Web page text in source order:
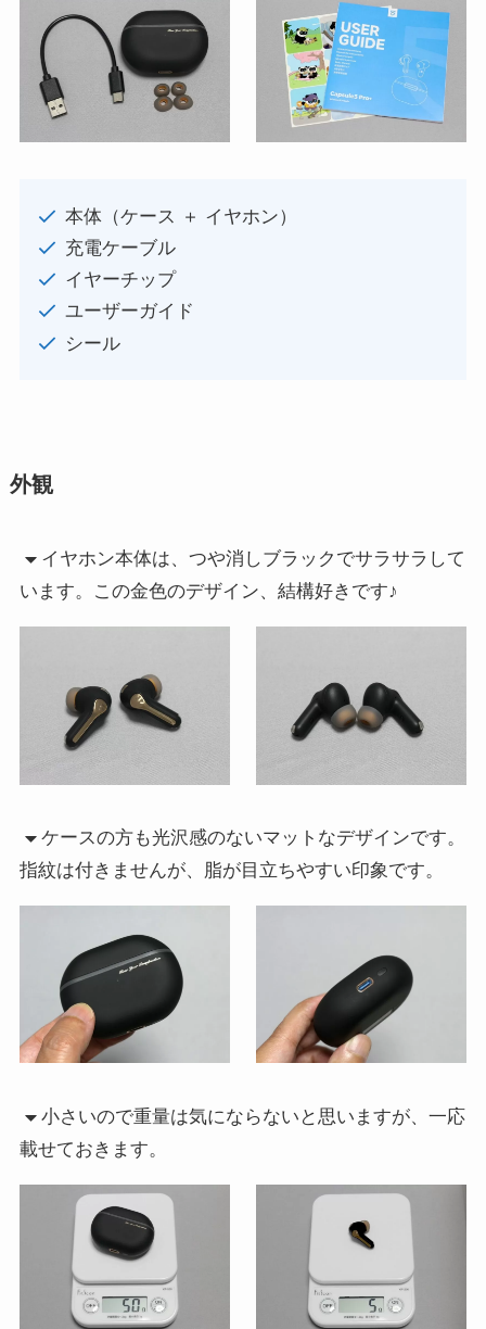
本体（ケース ＋ イヤホン）
充電ケーブル
イヤーチップ
ユーザーガイド
シール
外観
イヤホン本体は、つや消しブラックでサラサラして
います。この金色のデザイン、結構好きです♪
ケースの方も光沢感のないマットなデザインです。
指紋は付きませんが、脂が目立ちやすい印象です。
小さいので重量は気にならないと思いますが、一応
載せておきます。